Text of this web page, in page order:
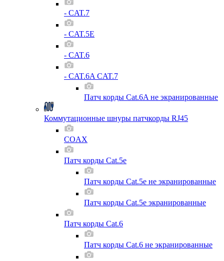
- CAT.7
- CAT.5E
- CAT.6
- CAT.6A CAT.7
Патч корды Cat.6A не экранированные
Коммутационные шнуры патчкорды RJ45
COAX
Патч корды Cat.5e
Патч корды Cat.5e не экранированные
Патч корды Cat.5e экранированные
Патч корды Cat.6
Патч корды Cat.6 не экранированные